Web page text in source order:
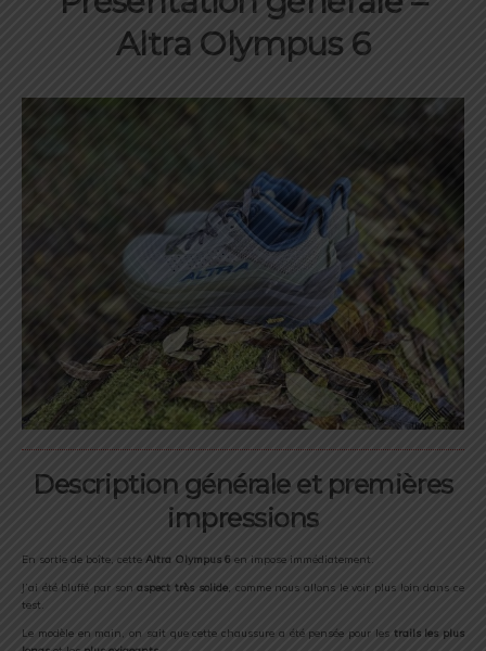
Altra Olympus 6
Description générale et premières
impressions
En sortie de boîte, cette Altra Olympus 6 en impose immédiatement.
J’ai été bluffé par sonaspect très solide, comme nous allons le voir plus loin dans ce
test.
Le modèle en main, on sait que cette chaussure a été pensée pour les trails les plus